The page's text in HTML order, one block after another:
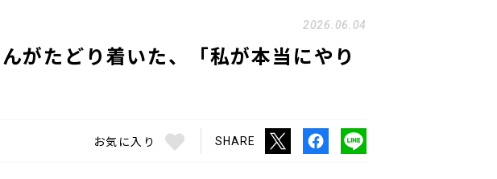
がたどり着いた、「私が本当にやり
2026.06.04
お気に入り SHARE